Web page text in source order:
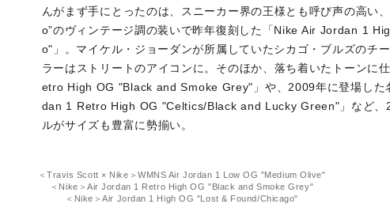
んがまず手にとったのは、スニーカー界の王様とも呼び声の高い
o”のヴィンテージ調の装いで昨年復刻した「Nike Air Jordan 1
o"」。マイケル・ジョーダンが所属していたシカゴ・ブルズのチ
ラーはストリートのアイコンに。そのほか、落ち着いたトーンに
etro High OG "Black and Smoke Grey"」や、2009年に登場した
dan 1 Retro High OG "Celtics/Black and Lucky Green"」など、
ルがサイズも豊富に勢揃い。
＜Travis Scott × Nike＞WMNS Air Jordan 1 Low OG "Medium Olive"
＜Nike＞Air Jordan 1 Retro High OG "Black and Smoke Grey"
＜Nike＞Air Jordan 1 High OG "Lost & Found/Chicago"